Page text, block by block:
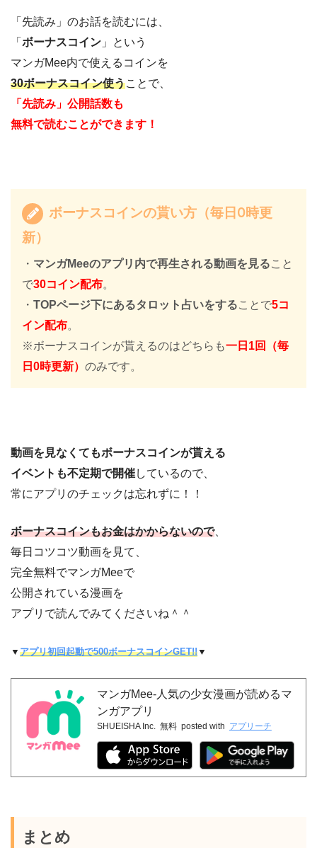
「先読み」のお話を読むには、
「 ボーナスコイン 」という
マンガMee内で使えるコインを
30ボーナスコイン使うことで、
「先読み」公開話数も
無料で読むことができます！
ボーナスコインの貰い方（毎日0時更
新）
・ マンガMeeのアプリ内で再生される動画を見ること
で30コイン配布。
・ TOPページ下にあるタロット占いをすることで5コ
イン配布。
※ボーナスコインが貰えるのはどちらも一日1回（毎
日0時更新） のみです。
動画を見なくてもボーナスコインが貰える
イベントも不定期で開催しているので、
常にアプリのチェックは忘れずに！！
ボーナスコインもお金はかからないので、
毎日コツコツ動画を見て、
完全無料でマンガMeeで
公開されている漫画を
アプリで読んでみてくださいね＾＾
▼ アプリ初回起動で500ボーナスコインGET!!▼
マンガMee-人気の少女漫画が読めるマ
ンガアプリ
SHUEISHA Inc. 無料 posted with アプリーチ
まとめ